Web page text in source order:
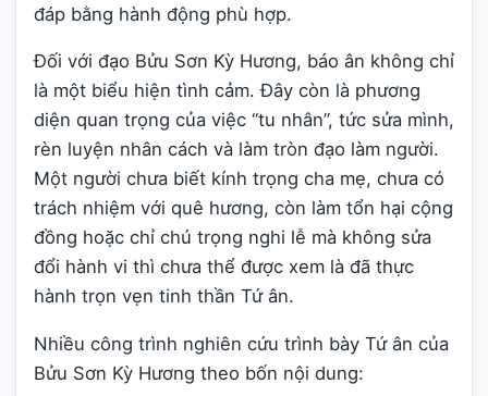
đáp bằng hành động phù hợp.
Đối với đạo Bửu Sơn Kỳ Hương, báo ân không chỉ
là một biểu hiện tình cảm. Đây còn là phương
diện quan trọng của việc “tu nhân”, tức sửa mình,
rèn luyện nhân cách và làm tròn đạo làm người.
Một người chưa biết kính trọng cha mẹ, chưa có
trách nhiệm với quê hương, còn làm tổn hại cộng
đồng hoặc chỉ chú trọng nghi lễ mà không sửa
đổi hành vi thì chưa thể được xem là đã thực
hành trọn vẹn tinh thần Tứ ân.
Nhiều công trình nghiên cứu trình bày Tứ ân của
Bửu Sơn Kỳ Hương theo bốn nội dung: